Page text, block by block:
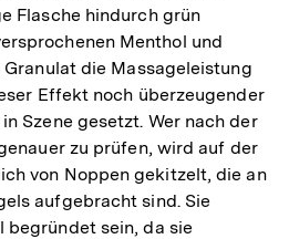
Flasche hindurch grün
Menthol und
die Massageleistung
Effekt noch überzeugender
Szene gesetzt. Wer nach der
zu prüfen, wird auf der
von Noppen gekitzelt, die an
aufgebracht sind. Sie
begründet sein, da sie